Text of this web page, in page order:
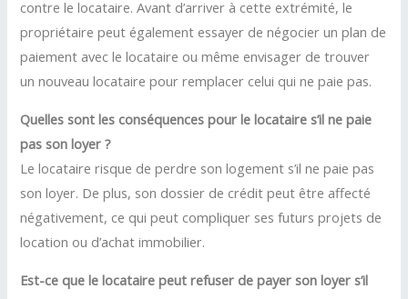
contre le locataire. Avant d’arriver à cette extrémité, le
propriétaire peut également essayer de négocier un plan de
paiement avec le locataire ou même envisager de trouver
un nouveau locataire pour remplacer celui qui ne paie pas.
Quelles sont les conséquences pour le locataire s’il ne paie
pas son loyer ?
Le locataire risque de perdre son logement s’il ne paie pas
son loyer. De plus, son dossier de crédit peut être affecté
négativement, ce qui peut compliquer ses futurs projets de
location ou d’achat immobilier.
Est-ce que le locataire peut refuser de payer son loyer s’il